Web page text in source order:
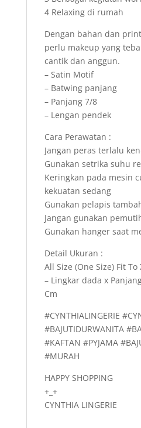
4 Relaxing di rumah
Dengan bahan dan
perlu makeup yang
cantik dan anggun.
– Satin Motif
– Batwing panjang
– Panjang 7/8
– Lengan pendek
Cara Perawatan :
Jangan peras terlalu
Gunakan setrika suhu
Keringkan pada mesin
kekuatan sedang
Gunakan pelapis
Jangan gunakan
Gunakan hanger saat
Detail Ukuran :
All Size (One Size) Fit To
– Lingkar dada x
Cm
#CYNTHIALINGERIE
#BAJUTIDURWANITA
#KAFTAN #PYJAMA
#MURAH
HAPPY SHOPPING
+_+
CYNTHIA LINGERIE